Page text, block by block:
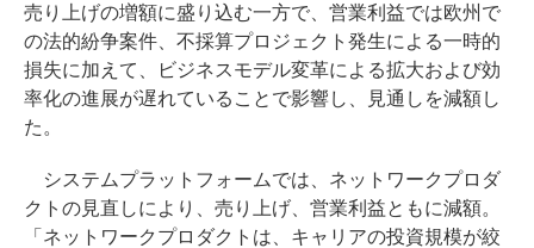
売り上げの増額に盛り込む一方で、営業利益では欧州で
の法的紛争案件、不採算プロジェクト発生による一時的
損失に加えて、ビジネスモデル変革による拡大および効
率化の進展が遅れていることで影響し、見通しを減額し
た。
システムプラットフォームでは、ネットワークプロダ
クトの見直しにより、売り上げ、営業利益ともに減額。
「ネットワークプロダクトは、キャリアの投資規模が絞